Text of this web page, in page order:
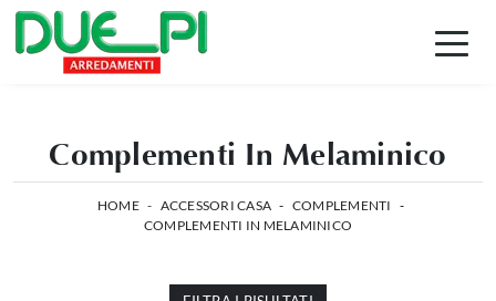
Complementi In Melaminico
HOME - ACCESSORI CASA - COMPLEMENTI -
COMPLEMENTI IN MELAMINICO